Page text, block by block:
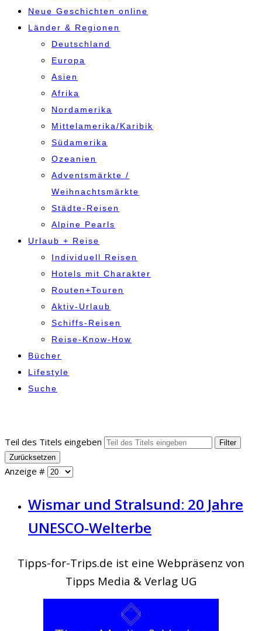
Neue Geschichten online
Länder & Regionen
Deutschland
Europa
Asien
Afrika
Nordamerika
Mittelamerika/Karibik
Südamerika
Ozeanien
Adventsmärkte /
Weihnachtsmärkte
Städte-Reisen
Alpine Pearls
Urlaub + Reise
Individuell Reisen
Hotels mit Charakter
Routen+Touren
Aktiv-Urlaub
Schiffs-Reisen
Reise-Know-How
Bücher
Lifestyle
Suche
Teil des Titels eingeben
Filter
Zurücksetzen
Anzeige #
Wismar und Stralsund: 20 Jahre
UNESCO-Welterbe
Tipps-for-Trips.de ist eine Webpräsenz von
Tipps Media & Verlag UG